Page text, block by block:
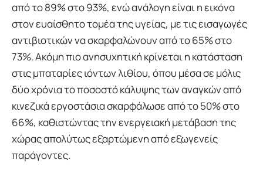
από το 89% στο 93%, ενώ ανάλογη είναι η εικόνα
στον ευαίσθητο τομέα της υγείας, με τις εισαγωγές
αντιβιοτικών να σκαρφαλώνουν από το 65% στο
73%. Ακόμη πιο ανησυχητική κρίνεται η κατάσταση
στις μπαταρίες ιόντων λιθίου, όπου μέσα σε μόλις
δύο χρόνια το ποσοστό κάλυψης των αναγκών από
κινεζικά εργοστάσια σκαρφάλωσε από το 50% στο
66%, καθιστώντας την ενεργειακή μετάβαση της
χώρας απολύτως εξαρτώμενη από εξωγενείς
παράγοντες.